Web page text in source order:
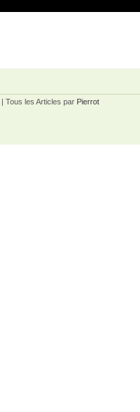
| Tous les Articles par Pierrot